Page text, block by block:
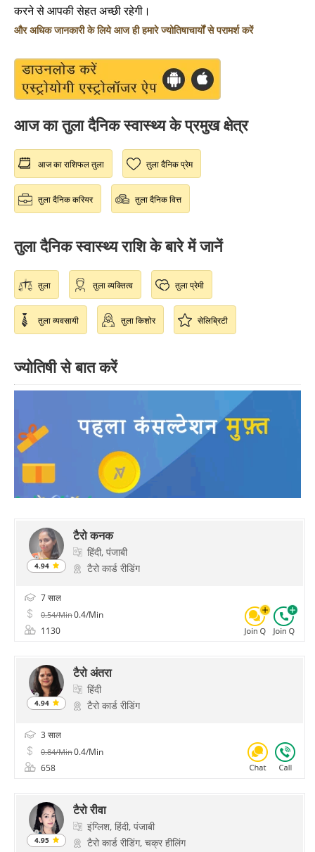
करने से आपकी सेहत अच्छी रहेगी।
और अधिक जानकारी के लिये आज ही हमारे ज्योतिषाचार्यों से परामर्श करें
आज का तुला दैनिक स्वास्थ्य के प्रमुख क्षेत्र
आज का राशिफल तुला तुला दैनिक प्रेम
तुला दैनिक करियर तुला दैनिक वित्त
तुला दैनिक स्वास्थ्य राशि के बारे में जानें
तुला तुला व्यक्तित्व तुला प्रेमी
तुला व्यवसायी तुला किशोर सेलिब्रिटी
ज्योतिषी से बात करें
4.94
टैरो कनक
हिंदी, पंजाबी
टैरो कार्ड रीडिंग
7 साल
0.54/Min0.4/Min
1130
4.94
टैरो अंतरा
हिंदी
टैरो कार्ड रीडिंग
3 साल
0.84/Min0.4/Min
658
4.95
टैरो रीवा
इंग्लिश, हिंदी, पंजाबी
टैरो कार्ड रीडिंग, चक्र हीलिंग